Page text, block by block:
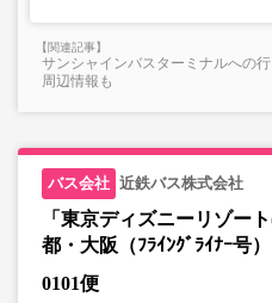
サンシャインバスターミナルへの
周辺情報も
近鉄バス株式会社
「東京ディズニーリゾー
都・大阪（ﾌﾗｲﾝｸﾞﾗｲﾅｰ号）
0101便